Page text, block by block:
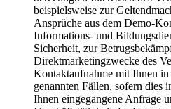
beispielsweise zur
Ansprüche aus dem Demo-
Informations- und
Sicherheit, zur
Direktmarketingzwecke des
Kontaktaufnahme mit Ihnen in
genannten Fällen, sofern dies
Ihnen eingegangene Anfrage